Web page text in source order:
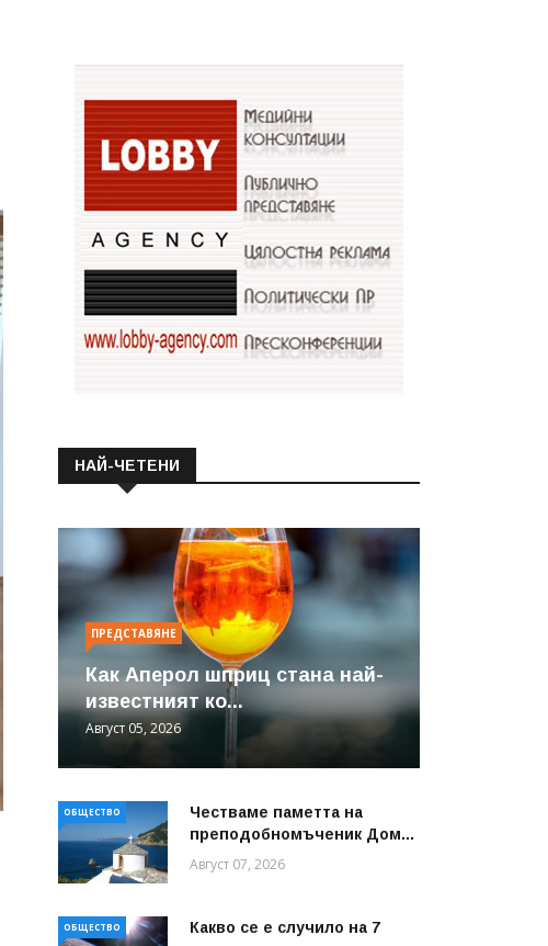
НАЙ-ЧЕТЕНИ
ПРЕДСТАВЯНЕ
Как Аперол шприц стана най-
известният ко...
Август 05, 2026
ОБЩЕСТВО
Честваме паметта на
преподобномъченик Дом...
Август 07, 2026
ОБЩЕСТВО
Какво се е случило на 7